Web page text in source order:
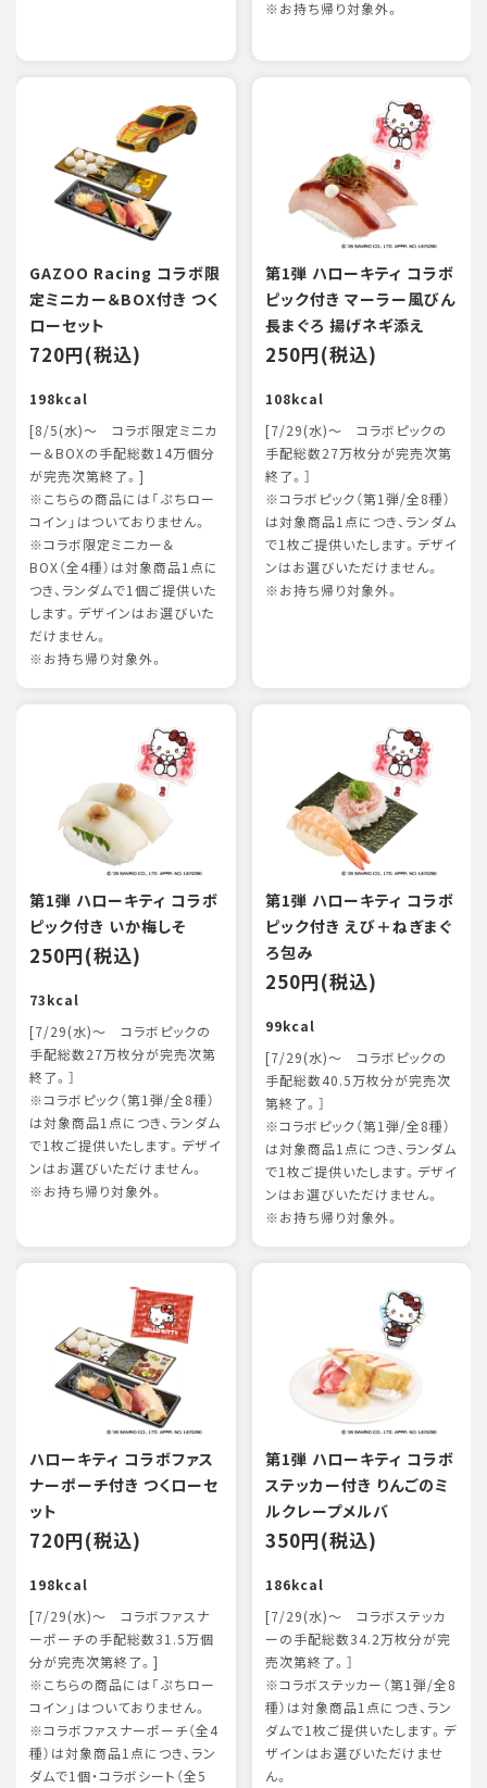
※お持ち帰り対象外。
GAZOO Racing コラボ限
定ミニカー＆BOX付き つく
ローセット
720円(税込)
198kcal
[8/5(水)～ コラボ限定ミニカ
ー＆BOXの手配総数14万個分
が完売次第終了。]
※こちらの商品には「ぷちロー
コイン」はついておりません。
※コラボ限定ミニカー＆
BOX（全4種）は対象商品1点に
つき、ランダムで1個ご提供いた
します。デザインはお選びいた
だけません。
※お持ち帰り対象外。
第1弾 ハローキティ コラボ
ピック付き マーラー風びん
長まぐろ 揚げネギ添え
250円(税込)
108kcal
[7/29(水)～ コラボピックの
手配総数27万枚分が完売次第
終了。］
※コラボピック（第1弾/全8種）
は対象商品1点につき、ランダム
で1枚ご提供いたします。デザイ
ンはお選びいただけません。
※お持ち帰り対象外。
第1弾 ハローキティ コラボ
ピック付き いか梅しそ
250円(税込)
73kcal
[7/29(水)～ コラボピックの
手配総数27万枚分が完売次第
終了。］
※コラボピック（第1弾/全8種）
は対象商品1点につき、ランダム
で1枚ご提供いたします。デザイ
ンはお選びいただけません。
※お持ち帰り対象外。
第1弾 ハローキティ コラボ
ピック付き えび＋ねぎまぐ
ろ包み
250円(税込)
99kcal
[7/29(水)～ コラボピックの
手配総数40.5万枚分が完売次
第終了。］
※コラボピック（第1弾/全8種）
は対象商品1点につき、ランダム
で1枚ご提供いたします。デザイ
ンはお選びいただけません。
※お持ち帰り対象外。
ハローキティ コラボファス
ナーポーチ付き つくローセ
ット
720円(税込)
198kcal
[7/29(水)～ コラボファスナ
ーポーチの手配総数31.5万個
分が完売次第終了。]
※こちらの商品には「ぷちロー
コイン」はついておりません。
※コラボファスナーポーチ（全4
種）は対象商品1点につき、ラン
ダムで1個・コラボシート（全5
第1弾 ハローキティ コラボ
ステッカー付き りんごのミ
ルクレープメルバ
350円(税込)
186kcal
[7/29(水)～ コラボステッカ
ーの手配総数34.2万枚分が完
売次第終了。］
※コラボステッカー（第1弾/全8
種）は対象商品1点につき、ラン
ダムで1枚ご提供いたします。デ
ザインはお選びいただけませ
ん。